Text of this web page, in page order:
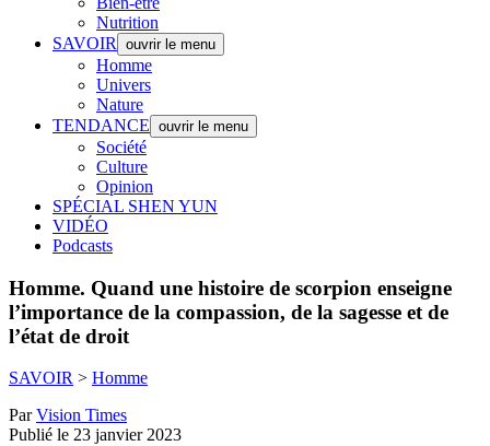
Nutrition
SAVOIR
ouvrir le menu
Homme
Univers
Nature
TENDANCE ouvrir le menu
Société
Culture
Opinion
SPÉCIAL SHEN YUN
VIDÉO
Podcasts
Homme. Quand une histoire de scorpion enseigne
l’importance de la compassion, de la sagesse et de
l’état de droit
SAVOIR > Homme
ParVision Times
Publié le 23 janvier 2023